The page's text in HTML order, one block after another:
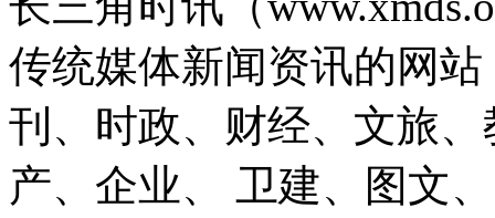
传统媒体新闻资讯的网
刊、时政、财经、文旅
产、企业、 卫建、图文